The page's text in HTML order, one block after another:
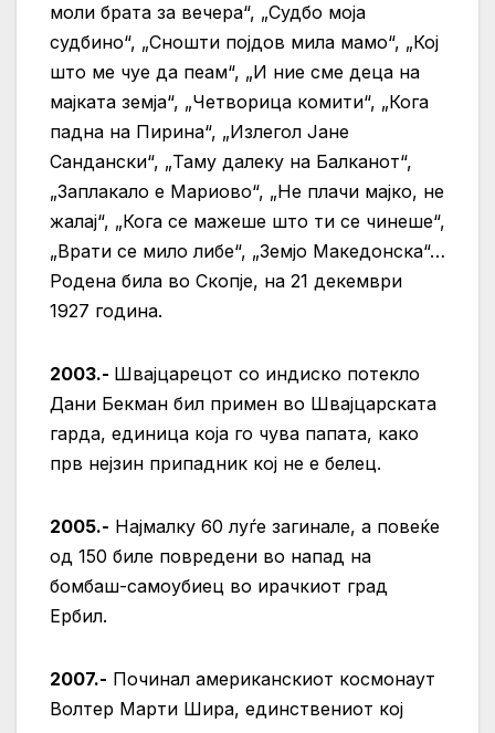
моли брата за вечера“, „Судбо моја
судбино“, „Сношти појдов мила мамо“, „Кој
што ме чуе да пеам“, „И ние сме деца на
мајката земја“, „Четворица комити“, „Кога
падна на Пирина“, „Излегол Јане
Сандански“, „Таму далеку на Балканот“,
„Заплакало е Мариово“, „Не плачи мајко, не
жалај“, „Кога се мажеше што ти се чинеше“,
„Врати се мило либе“, „Земјо Македонска“…
Родена била во Скопје, на 21 декември
1927 година.
2003.- Швајцарецот со индиско потекло
Дани Бекман бил примен во Швајцарската
гарда, единица која го чува папата, како
прв нејзин припадник кој не е белец.
2005.- Најмалку 60 луѓе загинале, а повеќе
од 150 биле повредени во напад на
бомбаш-самоубиец во ирачкиот град
Ербил.
2007.- Починал американскиот космонаут
Волтер Марти Шира, единствениот кој